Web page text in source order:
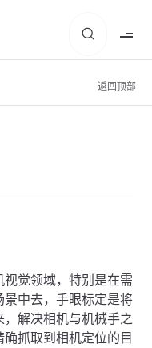
返回顶部
觉领域，特别是在需
中去，手眼标定是将
解决相机与机械手之
抓取到相机定位的目